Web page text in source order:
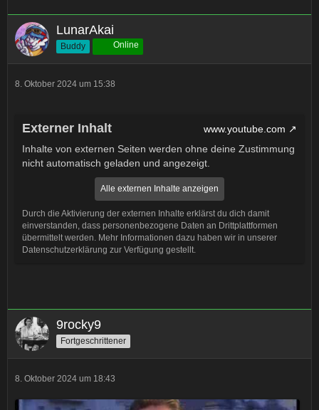
LunarAkai
Buddy Online
8. Oktober 2024 um 15:38
Externer Inhalt
www.youtube.com
Inhalte von externen Seiten werden ohne deine Zustimmung
nicht automatisch geladen und angezeigt.
Alle externen Inhalte anzeigen
Durch die Aktivierung der externen Inhalte erklärst du dich damit
einverstanden, dass personenbezogene Daten an Drittplattformen
übermittelt werden. Mehr Informationen dazu haben wir in unserer
Datenschutzerklärung zur Verfügung gestellt.
9rocky9
Fortgeschrittener
8. Oktober 2024 um 18:43